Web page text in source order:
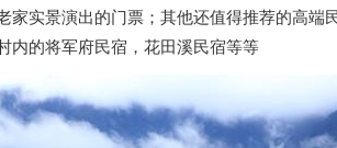
家实景演出的门票；其他还值得推荐的高端
内的将军府民宿，花田溪民宿等等